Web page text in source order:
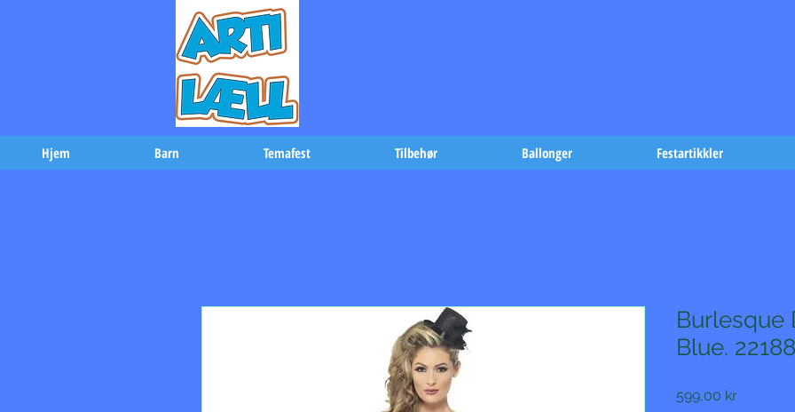
Hjem Barn Temafest Tilbehør Ballonger Festartikkler
Burlesque
Blue.
599,00 krPris